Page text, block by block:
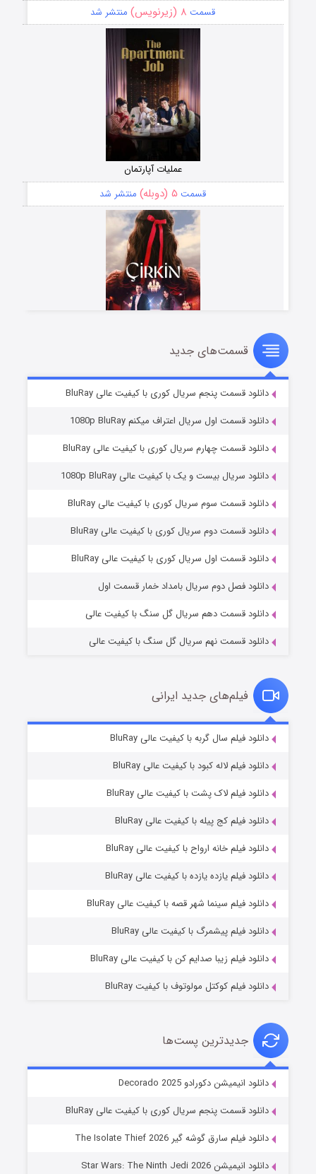
قسمت ۸ (زیرنویس) منتشر شد
عملیات آپارتمان
قسمت ۵ (دوبله) منتشر شد
سریال زشت
قسمت۲ (زیرنویس) منتشر شد
مردگان متحرک: شهر مرده ۳
قسمت۲ (زیرنویس) منتشر شد
قسمت۷ (زیرنویس) منتشر شد
خاندان اژدها فصل ۳
قسمت‌های جدید
دانلود قسمت پنجم سریال کوری با کیفیت عالی BluRay
دانلود قسمت اول سریال اعتراف میکنم 1080p BluRay
دانلود قسمت چهارم سریال کوری با کیفیت عالی BluRay
دانلود سریال بیست و یک با کیفیت عالی 1080p BluRay
دانلود قسمت سوم سریال کوری با کیفیت عالی BluRay
دانلود قسمت دوم سریال کوری با کیفیت عالی BluRay
دانلود قسمت اول سریال کوری با کیفیت عالی BluRay
دانلود فصل دوم سریال بامداد خمار قسمت اول
دانلود قسمت دهم سریال گل سنگ با کیفیت عالی
دانلود قسمت نهم سریال گل سنگ با کیفیت عالی
فیلم‌های جدید ایرانی
دانلود فیلم سال گربه با کیفیت عالی BluRay
دانلود فیلم لاله کبود با کیفیت عالی BluRay
دانلود فیلم لاک پشت با کیفیت عالی BluRay
دانلود فیلم کج‌ پیله با کیفیت عالی BluRay
دانلود فیلم خانه ارواح با کیفیت عالی BluRay
دانلود فیلم یازده یازده با کیفیت عالی BluRay
دانلود فیلم سینما شهر قصه با کیفیت عالی BluRay
دانلود فیلم پیشمرگ با کیفیت عالی BluRay
دانلود فیلم زیبا صدایم کن با کیفیت عالی BluRay
دانلود فیلم کوکتل مولوتوف با کیفیت BluRay
جدیدترین پست‌ها
دانلود انیمیشن دکورادو Decorado 2025
دانلود قسمت پنجم سریال کوری با کیفیت عالی BluRay
دانلود فیلم سارق گوشه گیر The Isolate Thief 2026
دانلود انیمیشن Star Wars: The Ninth Jedi 2026